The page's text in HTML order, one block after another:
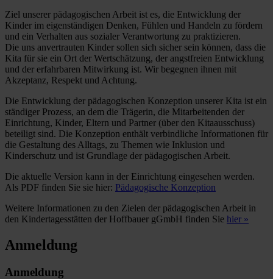
Ziel unserer pädagogischen Arbeit ist es, die Entwicklung der
Kinder im eigenständigen Denken, Fühlen und Handeln zu fördern
und ein Verhalten aus sozialer Verantwortung zu praktizieren.
Die uns anvertrauten Kinder sollen sich sicher sein können, dass die
Kita für sie ein Ort der Wertschätzung, der angstfreien Entwicklung
und der erfahrbaren Mitwirkung ist. Wir begegnen ihnen mit
Akzeptanz, Respekt und Achtung.
Die Entwicklung der pädagogischen Konzeption unserer Kita ist ein
ständiger Prozess, an dem die Trägerin, die Mitarbeitenden der
Einrichtung, Kinder, Eltern und Partner (über den Kitaausschuss)
beteiligt sind. Die Konzeption enthält verbindliche Informationen für
die Gestaltung des Alltags, zu Themen wie Inklusion und
Kinderschutz und ist Grundlage der pädagogischen Arbeit.
Die aktuelle Version kann in der Einrichtung eingesehen werden.
Als PDF finden Sie sie hier: Pädagogische Konzeption
Weitere Informationen zu den Zielen der pädagogischen Arbeit in
den Kindertagesstätten der Hoffbauer gGmbH finden Sie hier »
Anmeldung
Anmeldung